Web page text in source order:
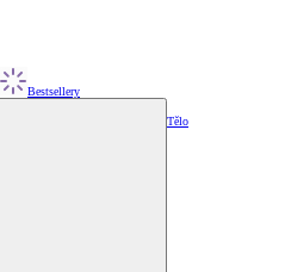
Bestsellery
Tělo